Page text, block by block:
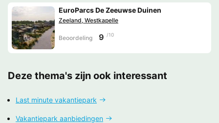
EuroParcs De Zeeuwse Duinen
Zeeland, Westkapelle
Beoordeling 9 /10
Deze thema's zijn ook interessant
Last minute vakantiepark
Vakantiepark aanbiedingen